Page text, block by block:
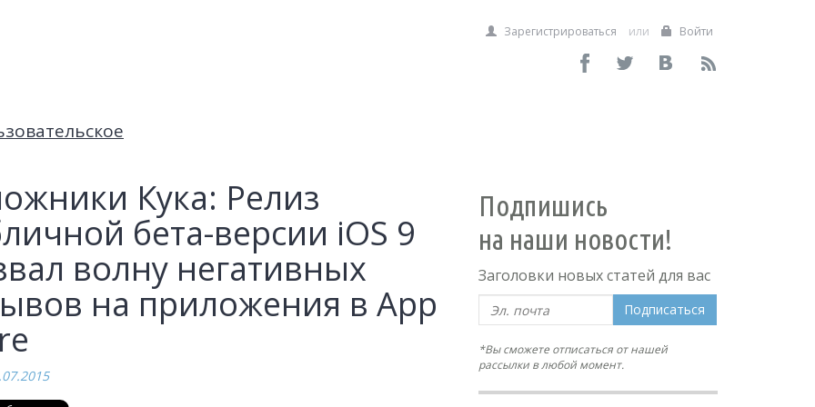
Зарегистрироваться или Войти
Кука: Релиз
бета-версии iOS 9
волну негативных
на приложения в App
Подпишись
на наши новости!
Заголовки новых статей для вас
Подписаться
*Вы сможете отписаться от нашей
рассылки в любой момент.